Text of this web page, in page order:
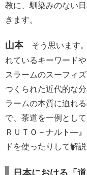
教に、馴染みのない
きます。
山本そう思います。
れているキーワード
スラームのスーフィ
つくられた近代的な
ラームの本質に迫れ
で、茶道を一例とし
ＲＵＴＯ－ナルト―
ドを使ったりして解
日本における「